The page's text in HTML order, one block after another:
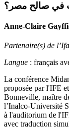
في صالح مصر؟
Anne-Claire
Partenaire(s) de
Langue : français
La conférence
proposée par l'IFE
Bonneville, maître
l’Inalco-Université
à l'auditorium de
avec traduction